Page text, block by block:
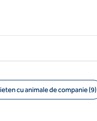
cu animale de companie (9)